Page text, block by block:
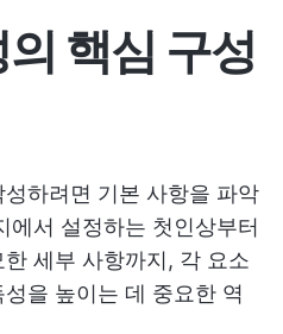
핵심 구성
하려면 기본 사항을 파악
에서 설정하는 첫인상부터
세부 사항까지, 각 요소
을 높이는 데 중요한 역